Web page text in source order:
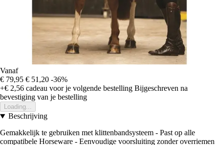
Vanaf
€ 79,95 € 51,20 -36%
+€ 2,56 cadeau voor je volgende bestelling Bijgeschreven na
bevestiging van je bestelling
Loading...
Beschrijving
Gemakkelijk te gebruiken met klittenbandsysteem - Past op alle
compatibele Horseware - Eenvoudige voorsluiting zonder overriemen